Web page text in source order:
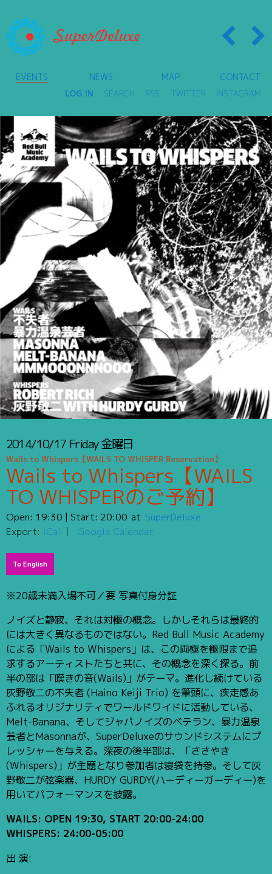
EVENTS NEWS MAP CONTACT
LOG IN SEARCH RSS TWITTER INSTAGRAM
2014/10/17 Friday金曜日
Wails to Whispers【WAILS TO WHISPER Reservation】
Wails to Whispers【WAILS
TO WHISPERのご予約】
Open: 19:30 | Start: 20:00
SuperDeluxe
Export: iCal Google Calender
To English
※20歳未満入場不可／要 写真付身分証
ノイズと静寂、それは対極の概念。しかしそれらは最終的
には大きく異なるものではない。Red Bull Music Academy
による「Wails to Whispers」は、この両極を極限まで追
求するアーティストたちと共に、その概念を深く探る。前
半の部は「嘆きの音(Wails)」がテーマ。進化し続けている
灰野敬二の不失者 (Haino Keiji Trio) を筆頭に、疾走感あ
ふれるオリジナリティでワールドワイドに活動している、
Melt-Banana、そしてジャパノイズのベテラン、暴力温泉
芸者とMasonnaが、SuperDeluxeのサウンドシステムにプ
レッシャーを与える。深夜の後半部は、「ささやき
(Whispers)」が主題となり参加者は寝袋を持参。そして灰
野敬二が弦楽器、HURDY GURDY(ハーディーガーディー)を
用いてパフォーマンスを披露。
WAILS: OPEN 19:30, START 20:00-24:00
WHISPERS: 24:00-05:00
出 演: